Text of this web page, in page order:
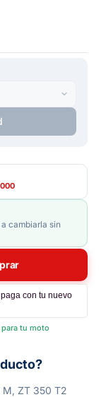
cambiarla sin
con tu nuevo
tu moto
M, ZT 350 T2